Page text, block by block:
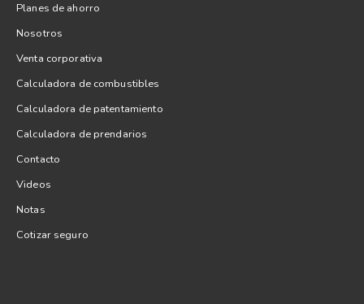
Planes de ahorro
Nosotros
Venta corporativa
Calculadora de combustibles
Calculadora de patentamiento
Calculadora de prendarios
Contacto
Videos
Notas
Cotizar seguro